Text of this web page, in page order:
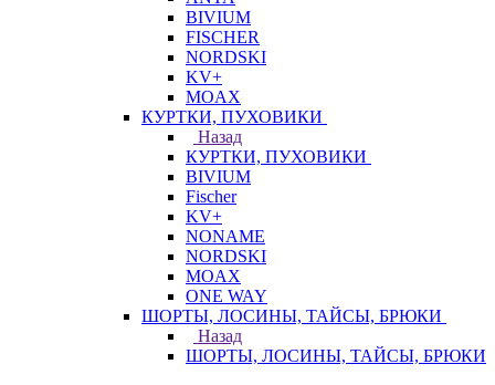
BIVIUM
FISCHER
NORDSKI
KV+
MOAX
КУРТКИ, ПУХОВИКИ
Назад
КУРТКИ, ПУХОВИКИ
BIVIUM
Fischer
KV+
NONAME
NORDSKI
MOAX
ONE WAY
ШОРТЫ, ЛОСИНЫ, ТАЙСЫ, БРЮКИ
Назад
ШОРТЫ, ЛОСИНЫ, ТАЙСЫ, БРЮКИ